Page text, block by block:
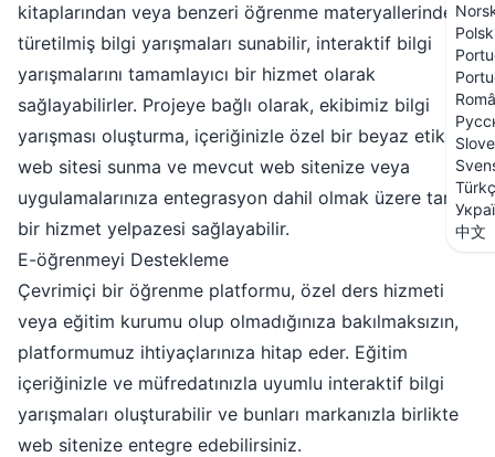
中文
kitaplarından veya benzeri öğrenme materyallerinden
türetilmiş bilgi yarışmaları sunabilir, interaktif bilgi
yarışmalarını tamamlayıcı bir hizmet olarak
sağlayabilirler. Projeye bağlı olarak, ekibimiz bilgi
yarışması oluşturma, içeriğinizle özel bir beyaz etiketli
web sitesi sunma ve mevcut web sitenize veya
uygulamalarınıza entegrasyon dahil olmak üzere tam
bir hizmet yelpazesi sağlayabilir.
E-öğrenmeyi Destekleme
Çevrimiçi bir öğrenme platformu, özel ders hizmeti
veya eğitim kurumu olup olmadığınıza bakılmaksızın,
platformumuz ihtiyaçlarınıza hitap eder. Eğitim
içeriğinizle ve müfredatınızla uyumlu interaktif bilgi
yarışmaları oluşturabilir ve bunları markanızla birlikte
web sitenize entegre edebilirsiniz.